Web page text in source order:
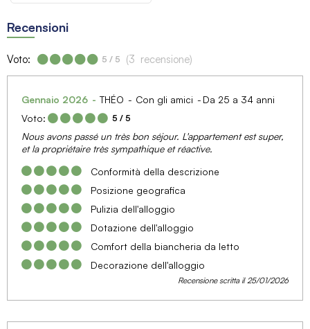
Recensioni
Voto: 5 / 5 (3 recensione)
Gennaio 2026 THÉO Con gli amici
Da 25 a 34 anni
Voto:
5 / 5
Nous avons passé un très bon séjour. L'appartement est super,
et la propriétaire très sympathique et réactive.
Conformità della descrizione
Posizione geografica
Pulizia dell'alloggio
Dotazione dell'alloggio
Comfort della biancheria da letto
Decorazione dell'alloggio
Recensione scritta il 25/01/2026